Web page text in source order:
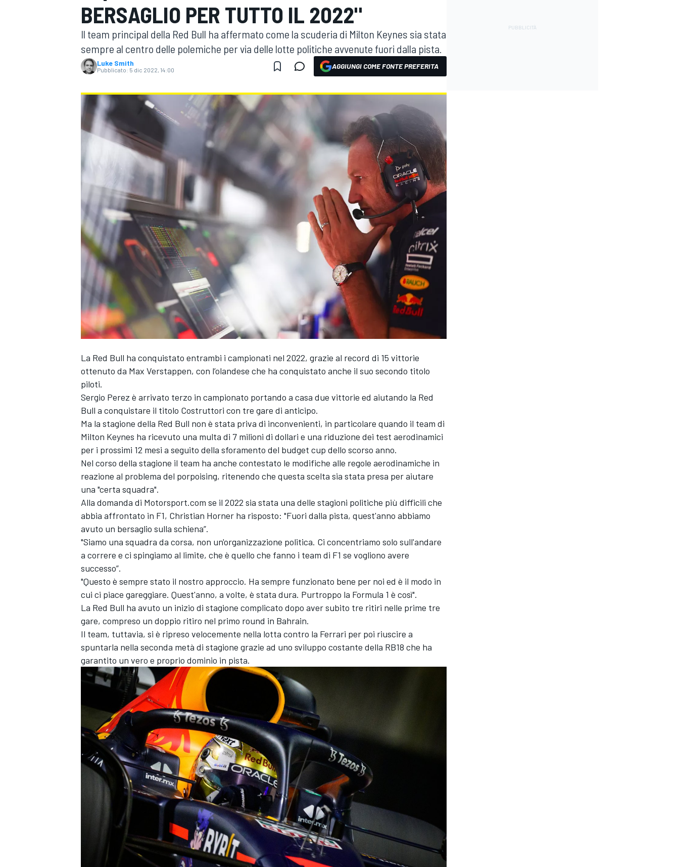
MOTOGP WEC
WRC
MONOPOSTO
ENDURANCE/GT
BERSAGLIO PER TUTTO IL 2022"
Il team principal della Red Bull ha affermato come la scuderia di Milton Keynes sia stata
sempre al centro delle polemiche per via delle lotte politiche avvenute fuori dalla pista.
Luke Smith
Pubblicato: 5 dic 2022, 14:00 AGGIUNGI COME FONTE PREFERITA
La Red Bull ha conquistato entrambi i campionati nel 2022, grazie al record di 15 vittorie
ottenuto da Max Verstappen, con l’olandese che ha conquistato anche il suo secondo titolo
piloti.
Sergio Perez è arrivato terzo in campionato portando a casa due vittorie ed aiutando la Red
Bull a conquistare il titolo Costruttori con tre gare di anticipo.
Ma la stagione della Red Bull non è stata priva di inconvenienti, in particolare quando il team di
Milton Keynes ha ricevuto una multa di 7 milioni di dollari e una riduzione dei test aerodinamici
per i prossimi 12 mesi a seguito della sforamento del budget cup dello scorso anno.
Nel corso della stagione il team ha anche contestato le modifiche alle regole aerodinamiche in
reazione al problema del porpoising, ritenendo che questa scelta sia stata presa per aiutare
una "certa squadra".
Alla domanda di Motorsport.com se il 2022 sia stata una delle stagioni politiche più difficili che
abbia affrontato in F1, Christian Horner ha risposto: "Fuori dalla pista, quest'anno abbiamo
avuto un bersaglio sulla schiena”.
"Siamo una squadra da corsa, non un'organizzazione politica. Ci concentriamo solo sull'andare
a correre e ci spingiamo al limite, che è quello che fanno i team di F1 se vogliono avere
successo”.
"Questo è sempre stato il nostro approccio. Ha sempre funzionato bene per noi ed è il modo in
cui ci piace gareggiare. Quest'anno, a volte, è stata dura. Purtroppo la Formula 1 è così".
La Red Bull ha avuto un inizio di stagione complicato dopo aver subito tre ritiri nelle prime tre
gare, compreso un doppio ritiro nel primo round in Bahrain.
Il team, tuttavia, si è ripreso velocemente nella lotta contro la Ferrari per poi riuscire a
spuntarla nella seconda metà di stagione grazie ad uno sviluppo costante della RB18 che ha
garantito un vero e proprio dominio in pista.